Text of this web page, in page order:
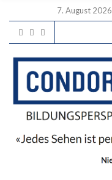
7. August 2026